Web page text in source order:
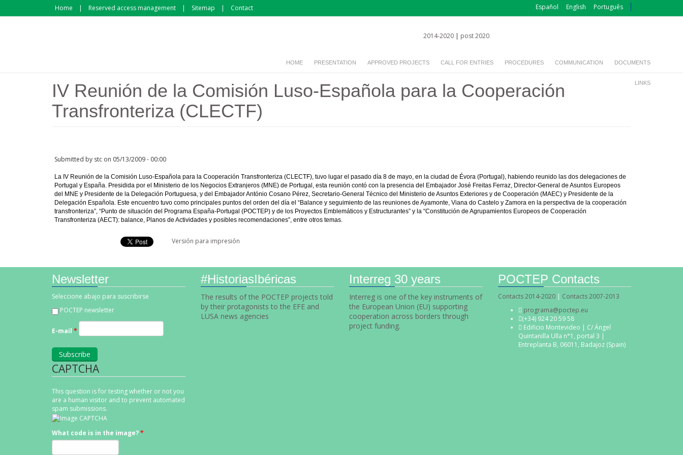
Skip to main contentHome Reserved access management Sitemap Contact Español English Português
HOME PRESENTATION APPROVED PROJECTS CALL FOR ENTRIES PROCEDURES COMMUNICATION DOCUMENTS
LINKS
2014-2020 | post 2020
IV Reunión de la Comisión Luso-Española para la Cooperación
Transfronteriza (CLECTF)
Submitted by stc on 05/13/2009 - 00:00
La IV Reunión de la Comisión Luso-Española para la Cooperación Transfronteriza (CLECTF), tuvo lugar el pasado día 8 de mayo, en la ciudad de Évora (Portugal), habiendo reunido las dos delegaciones de
Portugal y España. Presidida por el Ministerio de los Negocios Extranjeros (MNE) de Portugal, esta reunión contó con la presencia del Embajador José Freitas Ferraz, Director-General de Asuntos Europeos
del MNE y Presidente de la Delegación Portuguesa, y del Embajador António Cosano Pérez, Secretario-General Técnico del Ministerio de Asuntos Exteriores y de Cooperación (MAEC) y Presidente de la
Delegación Española. Este encuentro tuvo como principales puntos del orden del día el “Balance y seguimiento de las reuniones de Ayamonte, Viana do Castelo y Zamora en la perspectiva de la cooperación
transfronteriza”, “Punto de situación del Programa España-Portugal (POCTEP) y de los Proyectos Emblemáticos y Estructurantes” y la “Constitución de Agrupamientos Europeos de Cooperación
Transfronteriza (AECT): balance, Planos de Actividades y posibles recomendaciones”, entre otros temas.
Versión para impresión
Newsletter
Seleccione abajo para suscribirse
POCTEP newsletter
E-mail *
CAPTCHA
This question is for testing whether or not you
are a human visitor and to prevent automated
spam submissions.
What code is in the image?*
#HistoriasIbéricas
The results of the POCTEP projects told
by their protagonists to the EFE and
LUSA news agencies
Interreg 30 years
Interreg is one of the key instruments of
the European Union (EU) supporting
cooperation across borders through
project funding.
POCTEP Contacts
Contacts 2014-2020| Contacts 2007-2013
programa@poctep.eu
(+34) 924 20 59 58
Edificio Montevideo | C/ Ángel
Quintanilla Ulla n°1, portal 3 |
Entreplanta B, 06011, Badajoz (Spain)